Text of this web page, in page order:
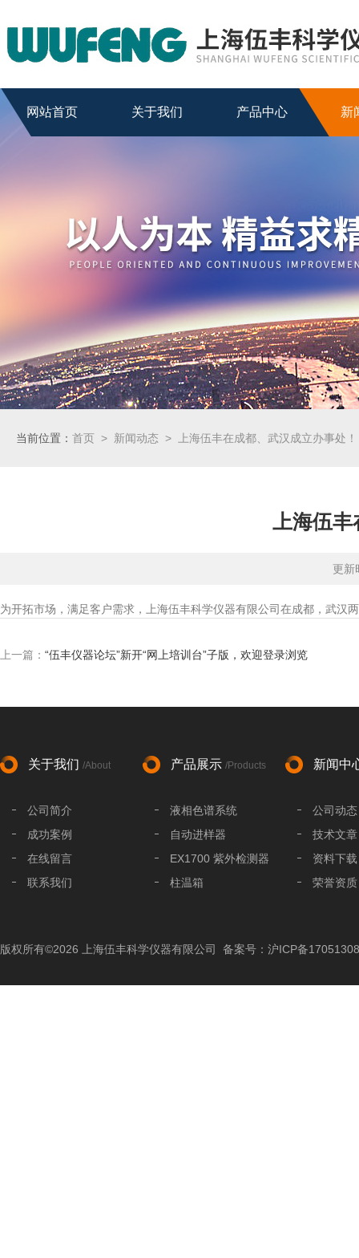
网站首页 关于我们 产品中心 新
当前位置：首页 > 新闻动态 > 上海伍丰在成都、武汉成立办事处！
上海伍丰
更
为开拓市场，满足客户需求，上海伍丰科学仪器有限公司在成都，武汉
上一篇： “伍丰仪器论坛”新开“网上培训台”子版，欢迎登录浏览
关于我们 /About
公司简介
成功案例
在线留言
联系我们
产品展示 /Products
液相色谱系统
自动进样器
EX1700 紫外检测器
柱温箱
色谱工作站
新闻中
公司动态
技术文章
资料下载
荣誉资质
版权所有©2026 上海伍丰科学仪器有限公司 备案号：沪ICP备